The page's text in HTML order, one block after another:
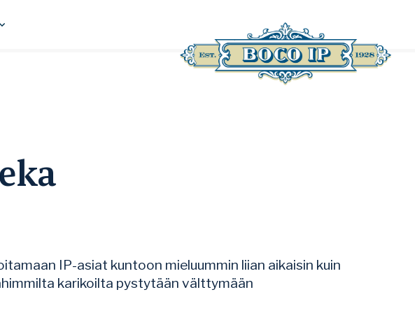
IP-asiat kuntoon mieluummin liian aikaisin kuin
karikoilta pystytään välttymään